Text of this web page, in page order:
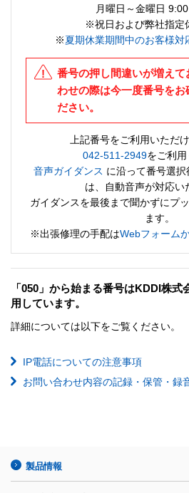
月曜日～金曜日
※祝日および弊社指定
※夏期休業期間中のお客様対
番号の押し間違いが増え
わせの際は今一度番号をお
ださい。
上記番号をご利用いただ
042-511-2949をご利用
音声ガイダンス に沿って番号選
は、自動音声が対応い
ガイダンスを最後まで聞かずにプ
ます。
※出張修理の手配はWebフォーム
「050」から始まる番号はKDDI株式
用しています。
詳細については以下をご覧ください。
IP電話についての注意事項
お問い合わせ内容の記録・保管・録
製品情報